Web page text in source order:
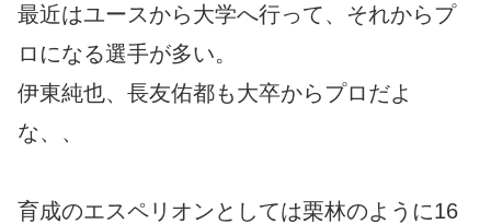
最近はユースから大学へ行って、それからプ
ロになる選手が多い。
伊東純也、長友佑都も大卒からプロだよ
な、、
育成のエスペリオンとしては栗林のように16